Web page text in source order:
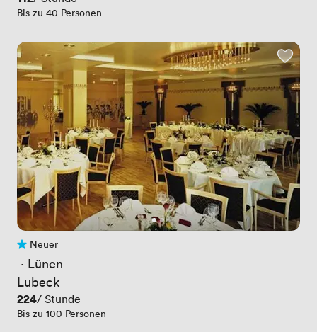
Bis zu 40 Personen
Noch keine Bewertungen
Neuer
· Lünen
Lubeck
Preis
224/ Stunde
Bis zu 100 Personen